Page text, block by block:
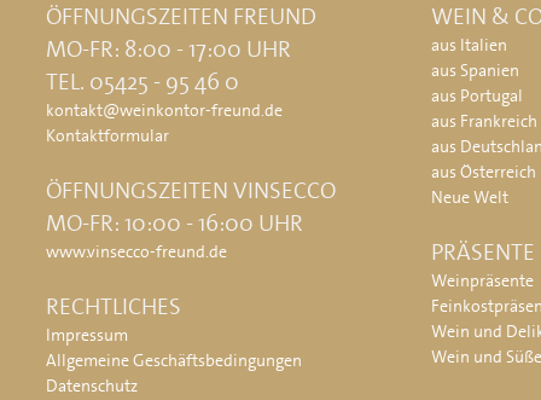
ÖFFNUNGSZEITEN FREUND
MO-FR: 8:00 - 17:00 UHR
TEL. 05425 - 95 46 0
kontakt@weinkontor-freund.de
Kontaktformular
ÖFFNUNGSZEITEN VINSECCO
MO-FR: 10:00 - 16:00 UHR
www.vinsecco-freund.de
RECHTLICHES
Impressum
Allgemeine Geschäftsbedingungen
Datenschutz
WEIN &
aus Italien
aus Spanien
aus Portugal
aus Frankreich
aus
aus Österreich
Neue Welt
PRÄSENTE
Weinpräsente
Wein und
Wein und